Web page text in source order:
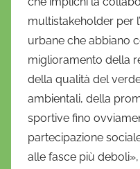
multistakeholder per
urbane che abbiano
miglioramento della
della qualità del
ambientali, della
sportive fino
partecipazione
alle fasce più